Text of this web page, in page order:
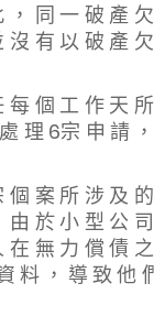
同 一 破 產
有 以 破 產
個 工 作 天
理 6宗 申 請
案 所 涉 及
於 小 型 公
無 力 償 債
料 ， 導 致 他